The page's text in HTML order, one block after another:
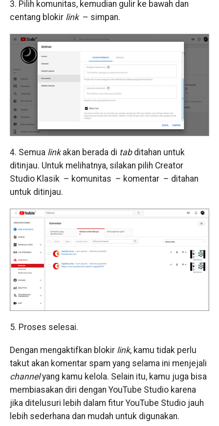
3. Pilih komunitas, kemudian gulir ke bawah dan
centang blokir link – simpan.
4. Semua linkakan berada di tabditahan untuk
ditinjau. Untuk melihatnya, silakan pilih Creator
Studio Klasik – komunitas – komentar – ditahan
untuk ditinjau.
5. Proses selesai.
Dengan mengaktifkan blokir link, kamu tidak perlu
takut akan komentar spam yang selama ini menjejali
channelyang kamu kelola. Selain itu, kamu juga bisa
membiasakan diri dengan YouTube Studio karena
jika ditelusuri lebih dalam fitur YouTube Studio jauh
lebih sederhana dan mudah untuk digunakan.